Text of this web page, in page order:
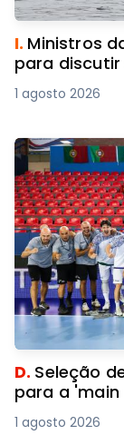
I. Ministros
para
1 agosto 2026
D. Seleção
para a 'main
1 agosto 2026